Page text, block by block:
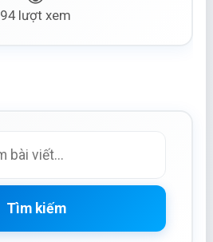
94 lượt xem
Tìm kiếm